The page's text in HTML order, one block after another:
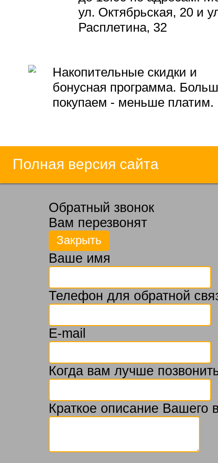
ул. Октябрьская, 20 и
Расплетина, 32
Накопительные скидки и
бонусная программа.
покупаем - меньше платим.
Полная версия сайта
Обратный звонок
Вам перезвонят
Ваше имя
Телефон для обратной
E-mail
Когда вам лучше
Краткое описание Вашего